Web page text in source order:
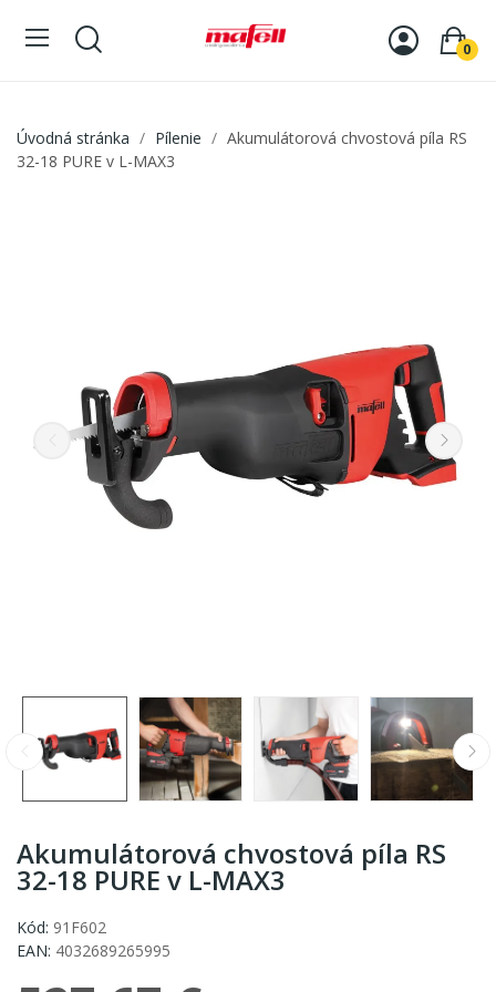
0
Úvodná stránka Pílenie
Akumulátorová chvostová píla RS
32-18 PURE v L-MAX3
Akumulátorová chvostová píla RS
32-18 PURE v L-MAX3
Kód: 91F602
EAN: 4032689265995